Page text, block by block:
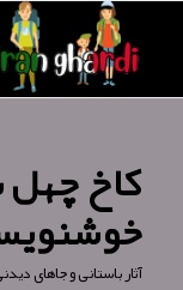
کاخ
آثار باستانی و جاهای